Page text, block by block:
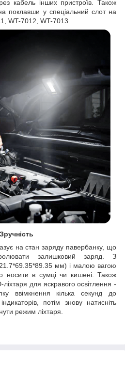
кабель інших пристроїв. Також
поклавши у спеціальний слот на
WT-7012, WT-7013.
Зручність
на стан заряду павербанку, що
залишковий заряд. З
мм) і малою вагою
носити в сумці чи кишені. Також
для яскравого освітлення -
ввімкнення кілька секунд до
потім знову натисніть
режим ліхтаря.